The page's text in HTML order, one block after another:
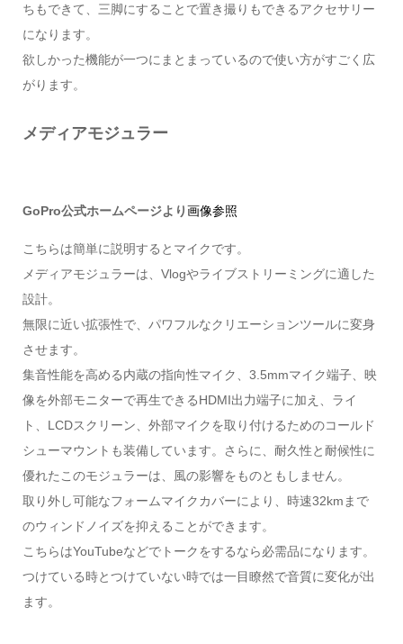
ちもできて、三脚にすることで置き撮りもできるアクセサリー
になります。
欲しかった機能が一つにまとまっているので使い方がすごく広
がります。
メディアモジュラー
GoPro公式ホームページより画像参照
こちらは簡単に説明するとマイクです。
メディアモジュラーは、Vlogやライブストリーミングに適した
設計。
無限に近い拡張性で、パワフルなクリエーションツールに変身
させます。
集音性能を高める内蔵の指向性マイク、3.5mmマイク端子、映
像を外部モニターで再生できるHDMI出力端子に加え、ライ
ト、LCDスクリーン、外部マイクを取り付けるためのコールド
シューマウントも装備しています。さらに、耐久性と耐候性に
優れたこのモジュラーは、風の影響をものともしません。
取り外し可能なフォームマイクカバーにより、時速32kmまで
のウィンドノイズを抑えることができます。
こちらはYouTubeなどでトークをするなら必需品になります。
つけている時とつけていない時では一目瞭然で音質に変化が出
ます。